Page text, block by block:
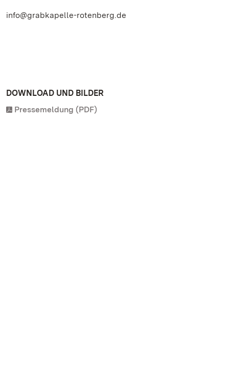
info@grabkapelle-rotenberg.de
DOWNLOAD UND BILDER
Pressemeldung (PDF)